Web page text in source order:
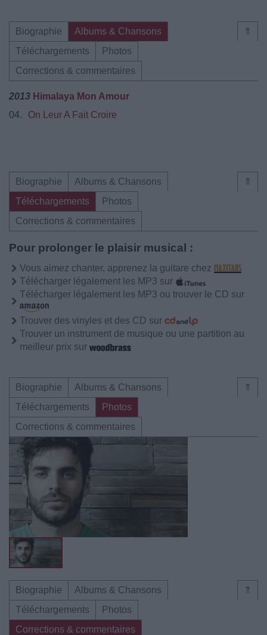
⇑
Biographie
Albums & Chansons
Téléchargements
Photos
Corrections & commentaires
2013 Himalaya Mon Amour
04.
On Leur A Fait Croire
⇑
Biographie
Albums & Chansons
Téléchargements
Photos
Corrections & commentaires
Pour prolonger le plaisir musical :
Vous aimez chanter, apprenez la guitare chez
Télécharger légalement les MP3 sur
Télécharger légalement les MP3 ou trouver le CD sur
Trouver des vinyles et des CD sur
Trouver un instrument de musique ou une partition au
meilleur prix sur
⇑
Biographie
Albums & Chansons
Téléchargements
Photos
Corrections & commentaires
⇑
Biographie
Albums & Chansons
Téléchargements
Photos
Corrections & commentaires